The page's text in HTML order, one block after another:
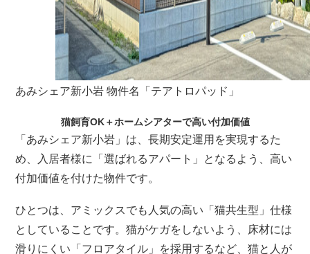
あみシェア新小岩 物件名「テアトロパッド」
猫飼育OK＋ホームシアターで高い付加価値
「あみシェア新小岩」は、長期安定運用を実現するた
め、入居者様に「選ばれるアパート」となるよう、高い
付加価値を付けた物件です。
ひとつは、アミックスでも人気の高い「猫共生型」仕様
としていることです。猫がケガをしないよう、床材には
滑りにくい「フロアタイル」を採用するなど、猫と人が